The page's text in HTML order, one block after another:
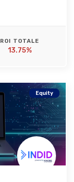
Equity
ROI TOTALE
13.75%